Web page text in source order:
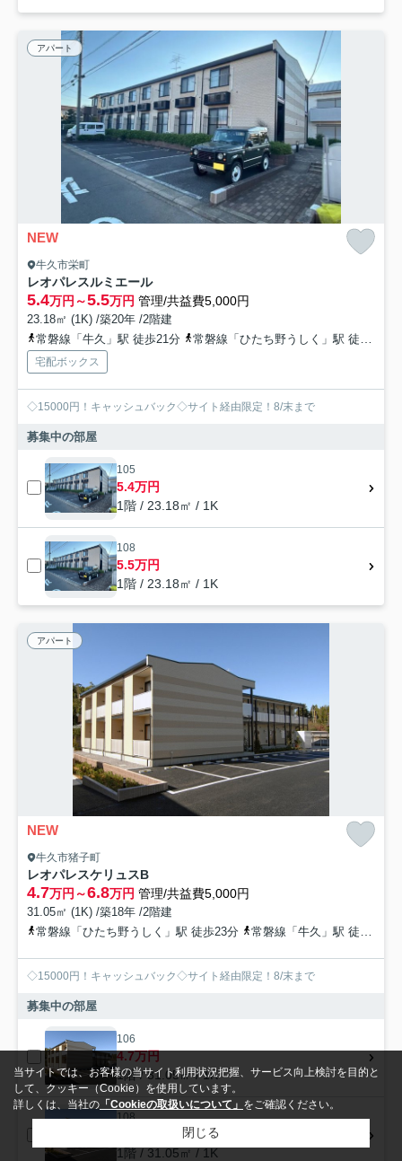
アパート
NEW
牛久市栄町
レオパレスルミエール
5.4万円～5.5万円 管理/共益費5,000円
23.18㎡ (1K) /築20年 /2階建
常磐線「牛久」駅 徒歩21分
常磐線「ひたち野うしく」駅 徒歩34分
宅配ボックス
◇15000円！キャッシュバック◇サイト経由限定！8/末まで
募集中の部屋
105
5.4万円
1階 / 23.18㎡ / 1K
108
5.5万円
1階 / 23.18㎡ / 1K
アパート
NEW
牛久市猪子町
レオパレスケリュスB
4.7万円～6.8万円 管理/共益費5,000円
31.05㎡ (1K) /築18年 /2階建
常磐線「ひたち野うしく」駅 徒歩23分
常磐線「牛久」駅 徒歩35分
◇15000円！キャッシュバック◇サイト経由限定！8/末まで
募集中の部屋
106
4.7万円
1階 / 31.05㎡ / 1K
108
1階 / 31.05㎡ / 1K
当サイトでは、お客様の当サイト利用状況把握、サービス向上検討を目的と
して、クッキー（Cookie）を使用しています。
詳しくは、当社の 「Cookieの取扱いについて」 をご確認ください。
閉じる